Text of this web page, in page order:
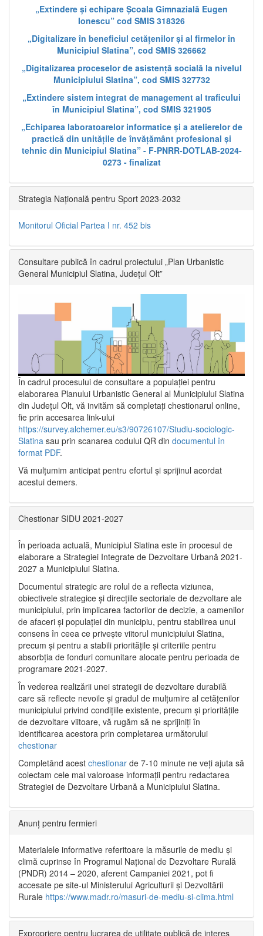
„Extindere și echipare Școala Gimnazială Eugen
Ionescu” cod SMIS 318326
„Digitalizare în beneficiul cetățenilor și al firmelor în
Municipiul Slatina”, cod SMIS 326662
„Digitalizarea proceselor de asistență socială la nivelul
Municipiului Slatina”, cod SMIS 327732
„Extindere sistem integrat de management al traficului
în Municipiul Slatina”, cod SMIS 321905
„Echiparea laboratoarelor informatice și a atelierelor de
practică din unitățile de învățământ profesional și
tehnic din Municipiul Slatina” - F-PNRR-DOTLAB-2024-
0273 - finalizat
Strategia Națională pentru Sport 2023-2032
Monitorul Oficial Partea I nr. 452 bis
Consultare publică în cadrul proiectului „Plan Urbanistic
General Municipiul Slatina, Județul Olt”
În cadrul procesului de consultare a populaţiei pentru
elaborarea Planului Urbanistic General al Municipiului Slatina
din Județul Olt, vă invităm să completați chestionarul online,
fie prin accesarea link-ului
https://survey.alchemer.eu/s3/90726107/Studiu-sociologic-
Slatina sau prin scanarea codului QR din documentul în
format PDF.
Vă mulţumim anticipat pentru efortul şi sprijinul acordat
acestui demers.
Chestionar SIDU 2021-2027
În perioada actuală, Municipiul Slatina este în procesul de
elaborare a Strategiei Integrate de Dezvoltare Urbană 2021‐
2027 a Municipiului Slatina.
Documentul strategic are rolul de a reflecta viziunea,
obiectivele strategice și direcțiile sectoriale de dezvoltare ale
municipiului, prin implicarea factorilor de decizie, a oamenilor
de afaceri și populației din municipiu, pentru stabilirea unui
consens în ceea ce privește viitorul municipiului Slatina,
precum și pentru a stabili prioritățile și criteriile pentru
absorbția de fonduri comunitare alocate pentru perioada de
programare 2021-2027.
În vederea realizării unei strategii de dezvoltare durabilă
care să reflecte nevoile și gradul de mulțumire al cetățenilor
municipiului privind condițiile existente, precum și prioritățile
de dezvoltare viitoare, vă rugăm să ne sprijiniți în
identificarea acestora prin completarea următorului
chestionar
Completând acest chestionar de 7-10 minute ne veți ajuta să
colectam cele mai valoroase informații pentru redactarea
Strategiei de Dezvoltare Urbană a Municipiului Slatina.
Anunț pentru fermieri
Materialele informative referitoare la măsurile de mediu și
climă cuprinse în Programul Național de Dezvoltare Rurală
(PNDR) 2014 – 2020, aferent Campaniei 2021, pot fi
accesate pe site-ul Ministerului Agriculturii și Dezvoltării
Rurale https://www.madr.ro/masuri-de-mediu-si-clima.html
Expropriere pentru lucrarea de utilitate publică de interes